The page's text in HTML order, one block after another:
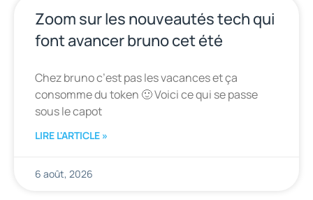
Zoom sur les nouveautés tech qui
font avancer bruno cet été
Chez bruno c’est pas les vacances et ça
consomme du token 🙂 Voici ce qui se passe
sous le capot
LIRE L'ARTICLE »
6 août, 2026